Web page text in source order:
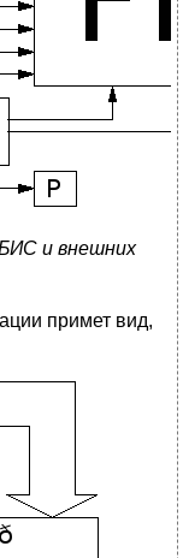
и внешних
примет вид,